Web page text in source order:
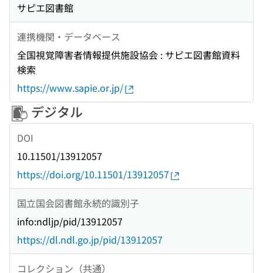
サピエ図書館
連携機関・データベース
全国視覚障害者情報提供施設協会 : サピエ図書館資料
検索
https://www.sapie.or.jp/
デジタル
DOI
10.11501/13912057
https://doi.org/10.11501/13912057
国立国会図書館永続的識別子
info:ndljp/pid/13912057
https://dl.ndl.go.jp/pid/13912057
コレクション（共通）